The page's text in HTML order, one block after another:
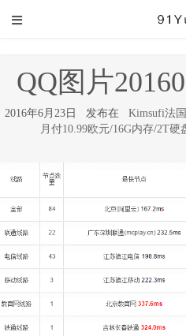
QQ图片
2016年6月23日 发布在 Kimsufi法
月付10.99欧元/16G内存/2T硬